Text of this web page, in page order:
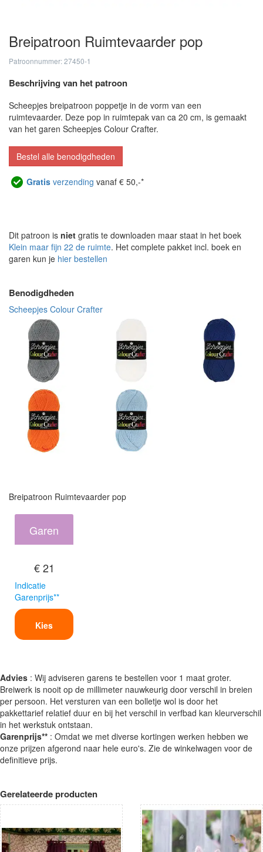
Breipatroon Ruimtevaarder pop
Patroonnummer: 27450-1
Beschrijving van het patroon
Scheepjes breipatroon poppetje in de vorm van een
ruimtevaarder. Deze pop in ruimtepak van ca 20 cm, is gemaakt
van het garen Scheepjes Colour Crafter.
Bestel alle benodigdheden
Gratis verzending vanaf € 50,-*
Dit patroon is niet gratis te downloaden maar staat in het boek
Klein maar fijn 22 de ruimte. Het complete pakket incl. boek en
garen kun je hier bestellen
Benodigdheden
Scheepjes Colour Crafter
Breipatroon Ruimtevaarder pop
Garen
€ 21
Indicatie
Garenprijs**
Kies
Advies : Wij adviseren garens te bestellen voor 1 maat groter.
Breiwerk is nooit op de millimeter nauwkeurig door verschil in breien
per persoon. Het versturen van een bolletje wol is door het
pakkettarief relatief duur en bij het verschil in verfbad kan kleurverschil
in het werkstuk ontstaan.
Garenprijs** : Omdat we met diverse kortingen werken hebben we
onze prijzen afgerond naar hele euro's. Zie de winkelwagen voor de
definitieve prijs.
Gerelateerde producten